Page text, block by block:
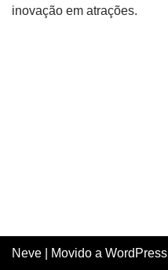
inovação em atrações.
Neve | Movido a WordPress